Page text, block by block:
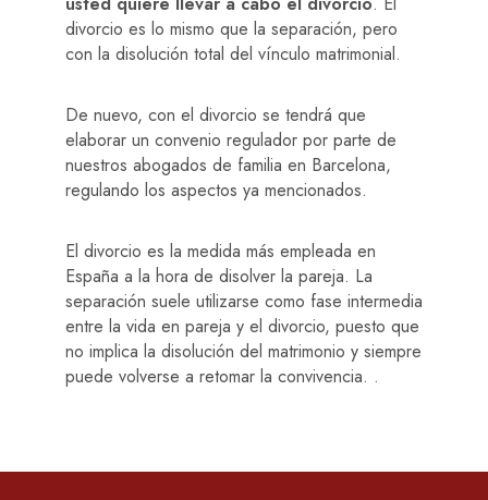
divorcio es lo mismo que la separación, pero
con la disolución total del vínculo matrimonial.
De nuevo, con el divorcio se tendrá que
elaborar un convenio regulador por parte de
nuestros abogados de familia en Barcelona,
regulando los aspectos ya mencionados.
El divorcio es la medida más empleada en
España a la hora de disolver la pareja. La
separación suele utilizarse como fase intermedia
entre la vida en pareja y el divorcio, puesto que
no implica la disolución del matrimonio y siempre
puede volverse a retomar la convivencia. .